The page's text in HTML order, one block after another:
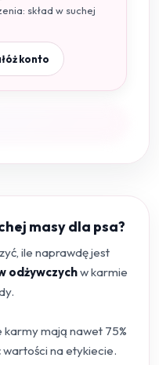
skład w suchej
konto
masy dla psa?
ile naprawdę jest
odżywczychw karmie
mają nawet 75%
na etykiecie.